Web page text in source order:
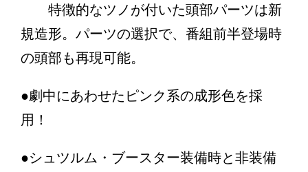
特徴的なツノが付いた頭部パーツは新
規造形。パーツの選択で、番組前半登場時
の頭部も再現可能。
●劇中にあわせたピンク系の成形色を採
用！
●シュツルム・ブースター装備時と非装備